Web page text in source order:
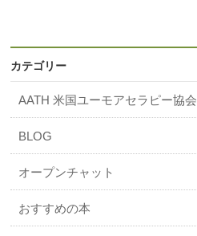
カテゴリー
AATH 米国ユーモアセラピー協会
BLOG
オープンチャット
おすすめの本